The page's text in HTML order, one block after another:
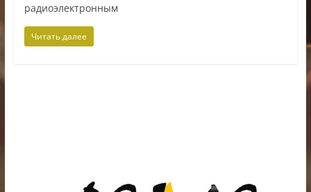
радиоэлектронным
Читать далее